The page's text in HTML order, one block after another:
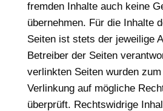
fremden Inhalte auch keine
übernehmen. Für die Inhalte
Seiten ist stets der jeweilige
Betreiber der Seiten
verlinkten Seiten wurden
Verlinkung auf mögliche
überprüft. Rechtswidrige